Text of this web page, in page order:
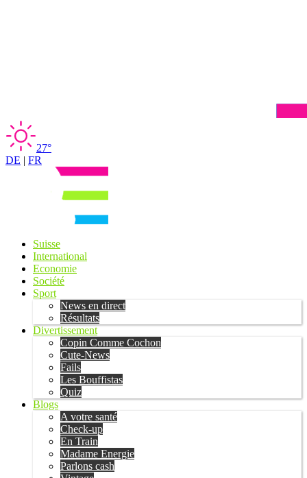
27°
DE | FR
Suisse
International
Economie
Société
Sport
News en direct
Résultats
Divertissement
Copin Comme Cochon
Cute-News
Fails
Les Bouffistas
Quiz
Blogs
A votre santé
Check-up
En Train
Madame Energie
Parlons cash